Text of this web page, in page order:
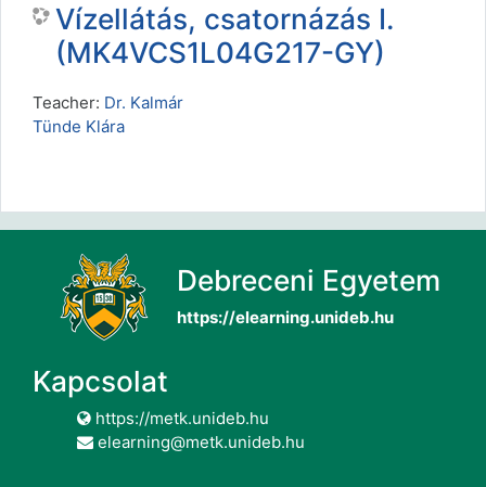
Vízellátás, csatornázás I.
(MK4VCS1L04G217-GY)
Teacher: Dr. Kalmár
Tünde Klára
Debreceni Egyetem
https://elearning.unideb.hu
Kapcsolat
https://metk.unideb.hu
elearning@metk.unideb.hu